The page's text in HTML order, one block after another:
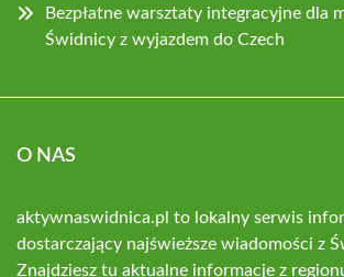
Bezpłatne warsztaty integracyjne dla
Świdnicy z wyjazdem do Czech
O NAS
aktywnaswidnica.pl to lokalny serwis
dostarczający najświeższe wiadomości z
Znajdziesz tu aktualne informacje z